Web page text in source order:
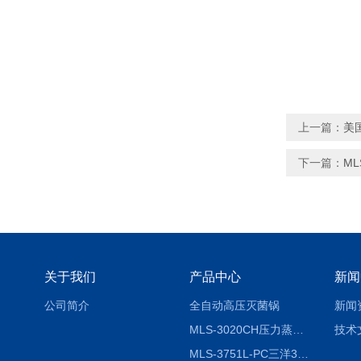
上一篇： 美
下一篇：
关于我们
公司简介
产品中心
全自动高压灭菌锅
MLS-3020CH压力蒸汽灭菌器
新
新闻
技术